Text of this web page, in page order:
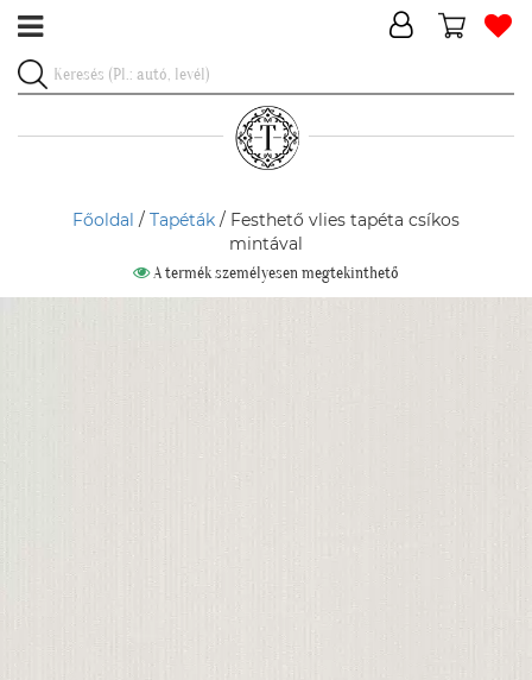
Főoldal / Tapéták / Festhető vlies tapéta csíkos
mintával
A termék személyesen megtekinthető